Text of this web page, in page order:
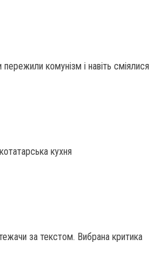
комунізм і навіть сміялися
кухня
за текстом. Вибрана критика